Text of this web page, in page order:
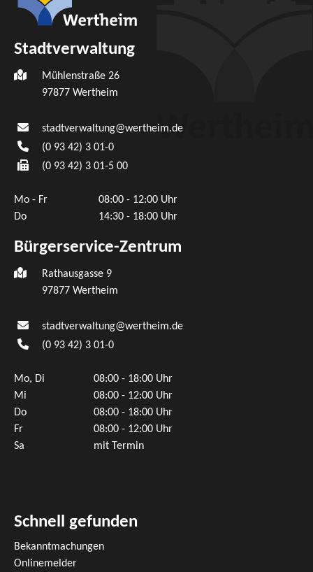
Stadtverwaltung
Mühlenstraße 26
97877 Wertheim
stadtverwaltung@wertheim.de
(0 93 42) 3 01-0
(0 93 42) 3 01-5 00
Mo - Fr
08:00 - 12:00 Uhr
Do
14:30 - 18:00 Uhr
Bürgerservice-Zentrum
Rathausgasse 9
97877 Wertheim
stadtverwaltung@wertheim.de
(0 93 42) 3 01-0
Mo, Di
08:00 - 18:00 Uhr
Mi
08:00 - 12:00 Uhr
Do
08:00 - 18:00 Uhr
Fr
08:00 - 12:00 Uhr
Sa
mit Termin
Schnell gefunden
Bekanntmachungen
Onlinemelder